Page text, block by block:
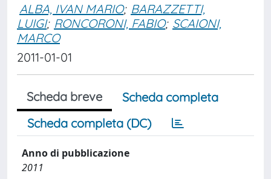
ALBA, IVAN MARIO; BARAZZETTI,
LUIGI; RONCORONI, FABIO; SCAIONI,
MARCO
2011-01-01
Scheda breve
Scheda completa
Scheda completa (DC)
Anno di pubblicazione
2011